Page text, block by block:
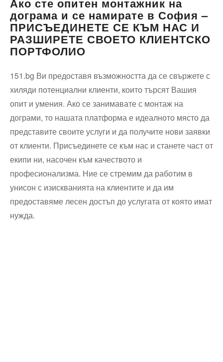
дограма и се намирате в София –
ПРИСЪЕДИНЕТЕ СЕ КЪМ НАС И
РАЗШИРЕТЕ СВОЕТО КЛИЕНТСКО
ПОРТФОЛИО
151.bg Ви предоставя възможността да се свържете с
хиляди потенциални клиенти, които търсят Вашия
опит и умения. Ако се занимавате с монтаж на
дограми, то нашата платформа е идеалното място да
представите своите услуги и да получите нови заявки
от клиенти. Присъединете се към нас и станете част от
екипи ни, насочен към качеството и
професионализма. Ние се стремим да работим в
унисон с изискванията на клиентите и да им
предоставяме лесен достъп до услугата от която имат
нужда.